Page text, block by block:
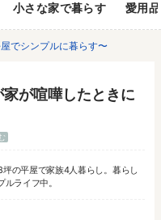
小さな家で暮らす 愛用品
でシンプルに暮らす〜
が喧嘩したときに
坪の平屋で家族4人暮らし。暮らし
ライフ中。